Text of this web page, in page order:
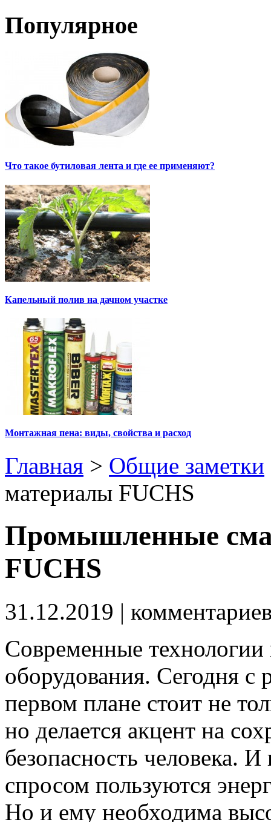
Популярное
Что такое бутиловая лента и где ее применяют?
Капельный полив на дачном участке
Монтажная пена: виды, свойства и расход
Главная > Общие заметки
материалы FUCHS
Промышленные
FUCHS
31.12.2019 |
Современные технологии
оборудования. Сегодня с
первом плане стоит не
но делается акцент на
безопасность человека.
спросом пользуются
Но и ему необходима